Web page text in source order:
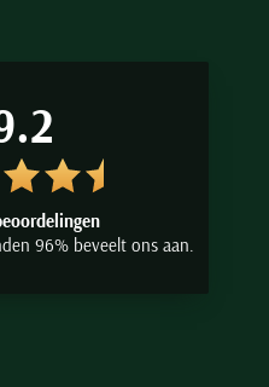
96% beveelt ons aan.